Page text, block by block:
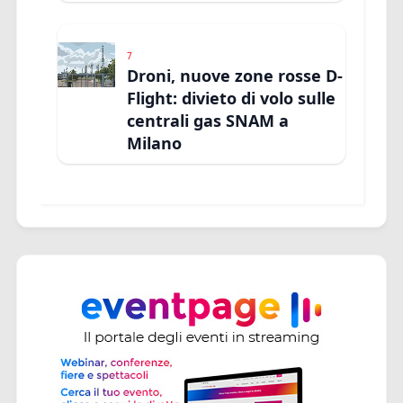
7
Droni, nuove zone rosse D-
Flight: divieto di volo sulle
centrali gas SNAM a
Milano